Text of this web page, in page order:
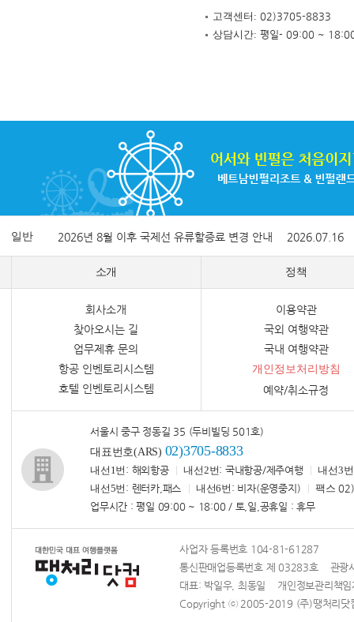
고객센터: 02)3705-8833
상담시간: 평일- 09:00 ~
일반 2026년 8월 이후 국제선 유류할증료 변경 안내 2026.07.16
소개
회사소개
찾아오시는 길
업무제휴 문의
항공 인벤토리시스템
호텔 인벤토리시스템
정책
이용약관
국외 여행약관
국내 여행약관
개인정보처리방침
예약/취소규정
서울시 중구 정동길 35 (두비빌딩 501호)
대표번호(ARS) 02)3705-8833
내선1번 : 해외항공 내선2번: 국내항공/제주여행 내선3번
내선5번 : 렌터카,패스 내선6번 : 비자(운영중지) 팩스
업무시간 : 평일 09:00 ~ 18:00 / 토,일,공휴일 : 휴무
사업자 등록번호 104-81-61287
통신판매업등록번호 제 03283호 관광
대표: 박일우, 최동일 개인정보관리책
Copyright ⓒ 2005-2019 (주)땡처리닷